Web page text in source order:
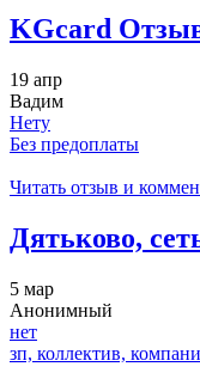
KGcard
19 апр
Вадим
Нету
Без предоплаты
Читать отзыв и
Дятьково,
5 мар
Анонимный
нет
зп, коллектив,